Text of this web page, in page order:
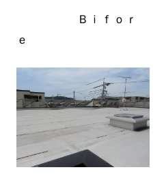
Ｂｉｆｏｒ